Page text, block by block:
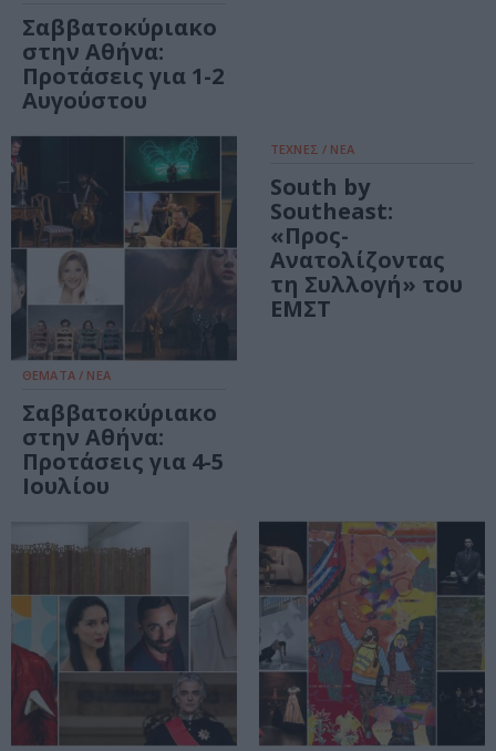
Σαββατοκύριακο
στην Αθήνα:
Προτάσεις για 1-2
Αυγούστου
ΘΕΜΑΤΑ / ΝΕΑ
Σαββατοκύριακο
στην Αθήνα:
Προτάσεις για 4-5
Ιουλίου
ΤΕΧΝΕΣ / ΝΕΑ
South by
Southeast:
«Προς-
Ανατολίζοντας
τη Συλλογή» του
ΕΜΣΤ